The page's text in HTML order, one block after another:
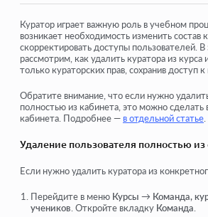
доступ
Как добавить члена команды
Как удалить члена команды
Автоматическое распределение
по группам
Посмотреть еще
Куратор играет важную роль в учебном
возникает необходимость изменить состав
скорректировать доступы пользователей.
рассмотрим, как удалить куратора из
только кураторских прав, сохранив доступ к
Обратите внимание, что если нужно
полностью из кабинета, это можно сделать
кабинета. Подробнее — в отдельной статье
Удаление пользователя полностью из
Если нужно удалить куратора из
Перейдите в меню Курсы → Команда,
учеников . Откройте вкладку Команда